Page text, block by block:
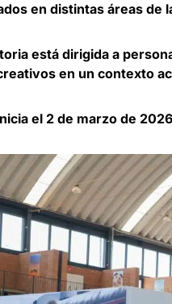
en distintas áreas de
está dirigida a
en un contexto
el 2 de marzo de